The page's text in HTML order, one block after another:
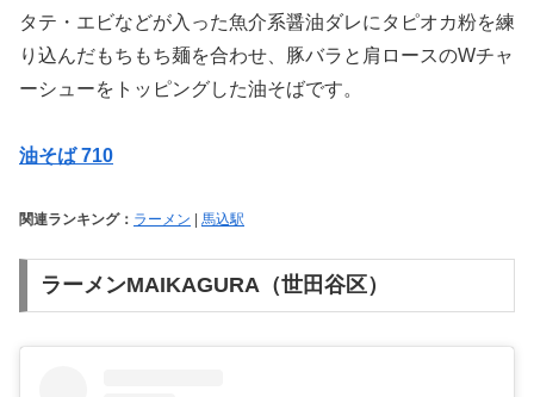
タテ・エビなどが入った魚介系醤油ダレにタピオカ粉を練
り込んだもちもち麺を合わせ、豚バラと肩ロースのWチャ
ーシューをトッピングした油そばです。
油そば 710
関連ランキング： ラーメン 馬込駅
ラーメンMAIKAGURA（世田谷区）